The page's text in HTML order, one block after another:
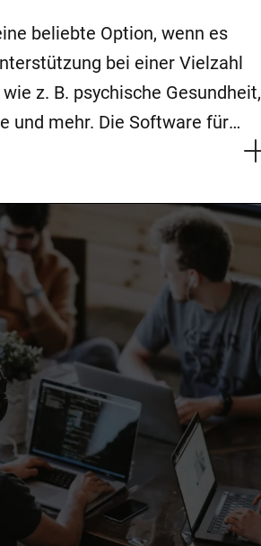
beliebte Option, wenn es
bei einer Vielzahl
z. B. psychische Gesundheit,
und mehr. Die Software für